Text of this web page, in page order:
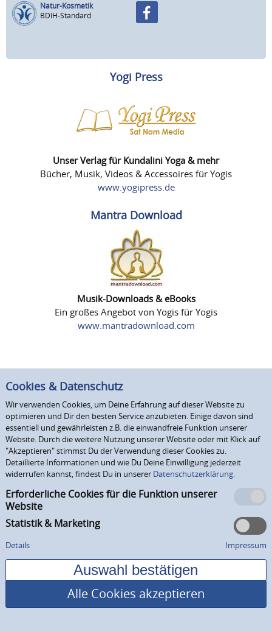
Natur-Kosmetik
BDIH-Standard
Yogi Press
Unser Verlag für Kundalini Yoga & mehr
Bücher, Musik, Videos & Accessoires für Yogis
www.yogipress.de
Mantra Download
Musik-Downloads & eBooks
Ein großes Angebot von Yogis für Yogis
www.mantradownload.com
Cookies & Datenschutz
Wir verwenden Cookies, um Deine Erfahrung auf dieser Website zu
optimieren und Dir den besten Service anzubieten. Einige davon sind
essentiell und gewährleisten z.B. die einwandfreie Funktion unserer
Website. Durch die weitere Nutzung unserer Website oder mit Klick auf
"Akzeptieren" stimmst Du der Verwendung dieser Cookies zu.
Detaillierte Informationen und wie Du Deine Einwilligung jederzeit
widerrufen kannst, findest Du in unserer Datenschutzerklärung.
Erforderliche Cookies für die Funktion unserer
Website
Statistik & Marketing
Details Impressum
Alle Cookies akzeptieren